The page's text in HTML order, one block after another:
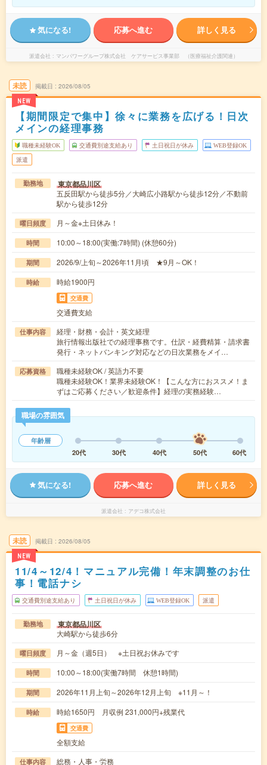
気になる! 応募へ進む 詳しく見る
派遣会社 マンパワーグループ株式会社 ケアサービス事業部 （医療福祉介護関連）
未読
NEW
掲載日 2026/08/05
【期間限定で集中】徐々に業務を広げる！日次
メインの経理事務
職種未経験OK 交通費別途支給あり 土日祝日が休み WEB登録OK
派遣
勤務地 東京都品川区
五反田駅から徒歩5分／大崎広小路駅から徒歩12分／不動前
駅から徒歩12分
曜日頻度 月～金※土日休み！
時間 10:00～18:00(実働:7時間) (休憩60分)
期間 2026/9/上旬～2026年11月頃 ★9月～OK！
時給 時給1900円
交通費
交通費支給
仕事内容
経理・財務・会計・英文経理
旅行情報出版社での経理事務です。仕訳・経費精算・請求書
発行・ネットバンキング対応などの日次業務をメイ…
応募資格
職種未経験OK / 英語力不要
職種未経験OK！業界未経験OK！【こんな方におススメ！ま
ずはご応募ください／歓迎条件】経理の実務経験…
職場の雰囲気
年齢層
20代
30代 40代 50代 60代
気になる! 応募へ進む 詳しく見る
派遣会社 アデコ株式会社
未読
NEW
掲載日 2026/08/05
11/4～12/4！マニュアル完備！年末調整のお仕
事！電話ナシ
交通費別途支給あり 土日祝日が休み WEB登録OK 派遣
勤務地 東京都品川区
大崎駅から徒歩6分
曜日頻度 月～金（週5日） ※土日祝お休みです
時間 10:00～18:00(実働7時間 休憩1時間)
期間 2026年11月上旬～2026年12月上旬 ※11月～！
時給 時給1650円 月収例 231,000円+残業代
交通費
全額支給
仕事内容 総務・人事・労務